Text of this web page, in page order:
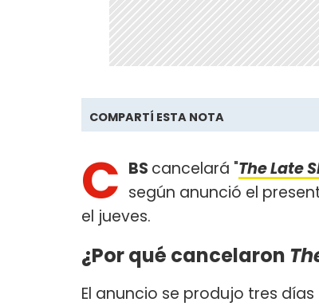
COMPARTÍ ESTA NOTA
C BS cancelará "The Late
según anunció el
el jueves.
¿Por qué cancelaron
El anuncio se produjo tres días